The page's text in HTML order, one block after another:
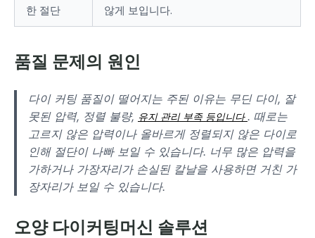
한 절단
않게 보입니다.
품질 문제의 원인
다이 커팅 품질이 떨어지는 주된 이유는 무딘 다이, 잘
못된 압력, 정렬 불량, 유지 관리 부족 등입니다. 때로는
고르지 않은 압력이나 올바르게 정렬되지 않은 다이로
인해 절단이 나빠 보일 수 있습니다. 너무 많은 압력을
가하거나 가장자리가 손실된 칼날을 사용하면 거친 가
장자리가 보일 수 있습니다.
오양 다이커팅머신 솔루션